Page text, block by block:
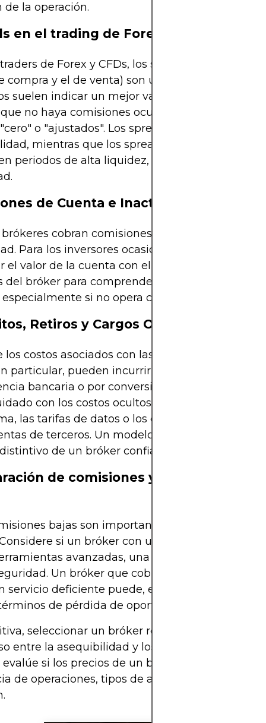
de la operación.
en el trading de Forex y CFDs
de Forex y CFDs, los spreads (la
compra y el de venta) son un coste crucial. Los
suelen indicar un mejor valor, pero es
no haya comisiones ocultas que compensen
o "ajustados". Los spreads fijos ofrecen
mientras que los spreads variables pueden
periodos de alta liquidez, pero se amplían
de Cuenta e Inactividad
cobran comisiones de mantenimiento o
Para los inversores ocasionales, estas pueden
el valor de la cuenta con el tiempo. Siempre
del bróker para comprender los cargos
si no opera con frecuencia.
Retiros y Cargos Ocultos
los costos asociados con las transferencias de
particular, pueden incurrir en comisiones por
bancaria o por conversión de moneda.
con los costos ocultos, como las
las tarifas de datos o los cargos por el uso de
de terceros. Un modelo de precios
de un bróker confiable.
de comisiones y relación
bajas son importantes, pero no
si un bróker con un coste ligeramente
avanzadas, una ejecución más
Un bróker que cobra comisiones bajas
servicio deficiente puede, en última instancia,
de pérdida de oportunidades o
seleccionar un bróker rentable requiere un
entre la asequibilidad y los servicios que
si los precios de un bróker se ajustan a su
de operaciones, tipos de activos y objetivos de